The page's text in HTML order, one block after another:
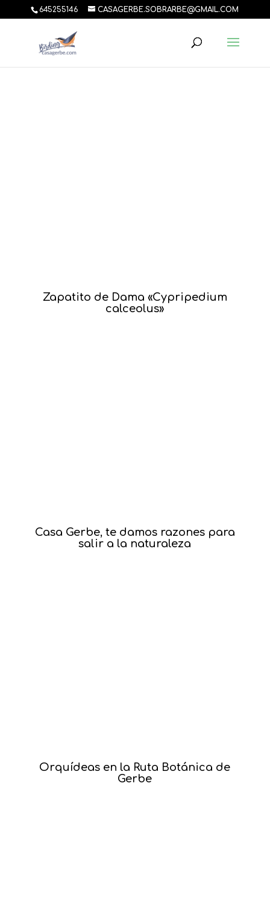
645255146 CASAGERBE.SOBRARBE@GMAIL.COM
Zapatito de Dama «Cypripedium
calceolus»
Casa Gerbe, te damos razones para
salir a la naturaleza
Orquídeas en la Ruta Botánica de
Gerbe